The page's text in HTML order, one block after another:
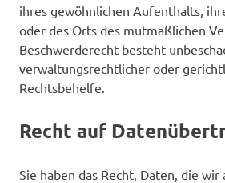
ihres gewöhnlichen Aufenthalts,
oder des Orts des mutmaßlichen
Beschwerderecht besteht
verwaltungsrechtlicher oder
Rechtsbehelfe.
Recht auf
Sie haben das Recht, Daten, die